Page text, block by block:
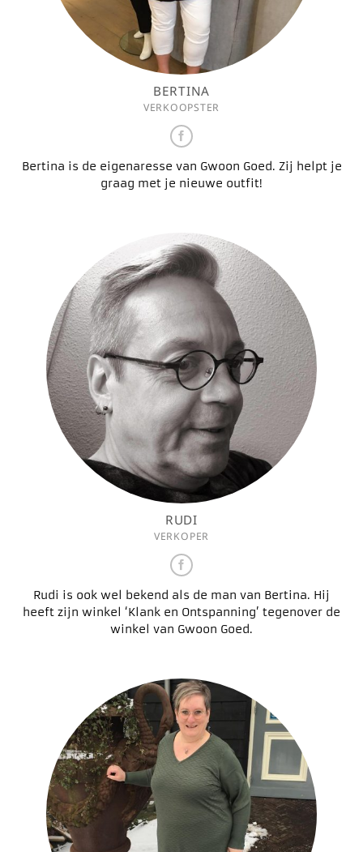
BERTINA
VERKOOPSTER
Bertina is de eigenaresse van Gwoon Goed. Zij helpt je
graag met je nieuwe outfit!
RUDI
VERKOPER
Rudi is ook wel bekend als de man van Bertina. Hij
heeft zijn winkel ‘Klank en Ontspanning’ tegenover de
winkel van Gwoon Goed.